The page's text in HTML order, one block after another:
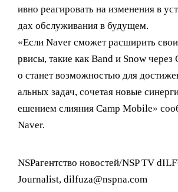
ивно реагировать на изменения в
дах обслуживания в будущем.
«Если Naver сможет расширить
рвисы, такие как Band и Snow через
о станет возможностью для
альных задач, сочетая новые
ешением слияния Camp Mobile»
Naver.
NSPагентство новостей/NSP TV
Journalist, dilfuza@nspna.com